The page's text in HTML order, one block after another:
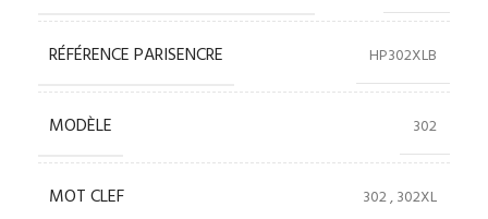
RÉFÉRENCE PARISENCRE HP302XLB
MODÈLE 302
MOT CLEF 302,302XL